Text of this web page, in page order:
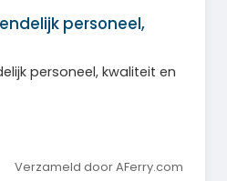
personeel,
personeel, kwaliteit en
Verzameld door AFerry.com